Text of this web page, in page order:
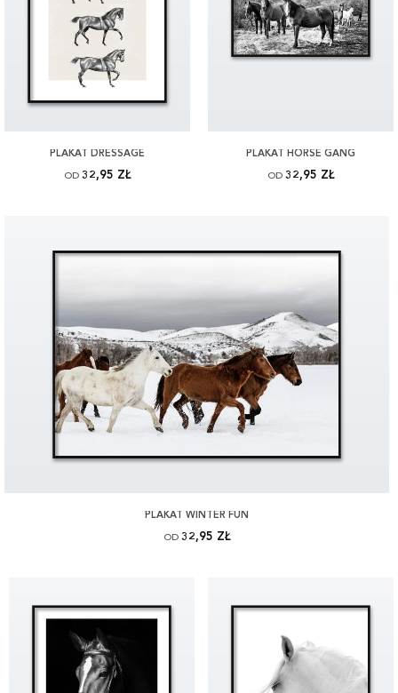
PLAKAT DRESSAGE
OD 32,95 ZŁ
PLAKAT HORSE GANG
OD 32,95 ZŁ
PLAKAT WINTER FUN
OD 32,95 ZŁ